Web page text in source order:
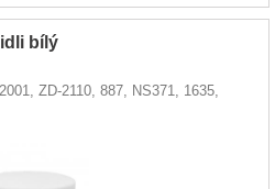
bílý
ZD-2110, 887, NS371, 1635,